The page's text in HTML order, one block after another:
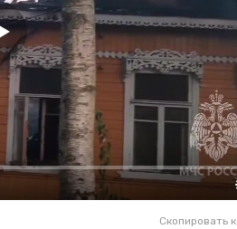
Скопировать